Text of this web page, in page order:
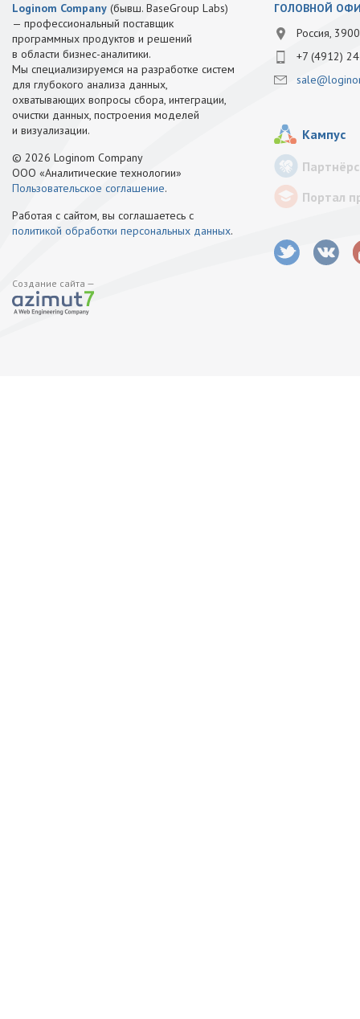
Loginom Company (бывш. BaseGroup Labs)
— профессиональный поставщик
программных продуктов и решений
в области бизнес-аналитики.
Мы специализируемся на разработке систем
для глубокого анализа данных,
охватывающих вопросы сбора, интеграции,
очистки данных, построения моделей
и визуализации.
© 2026 Loginom Company
ООО «Аналитические технологии»
Пользовательское соглашение.
Работая с сайтом, вы соглашаетесь с
политикой обработки персональных данных.
Создание сайта —
ГОЛОВНОЙ
Россия,
+7 (4912)
Кампус
Портал